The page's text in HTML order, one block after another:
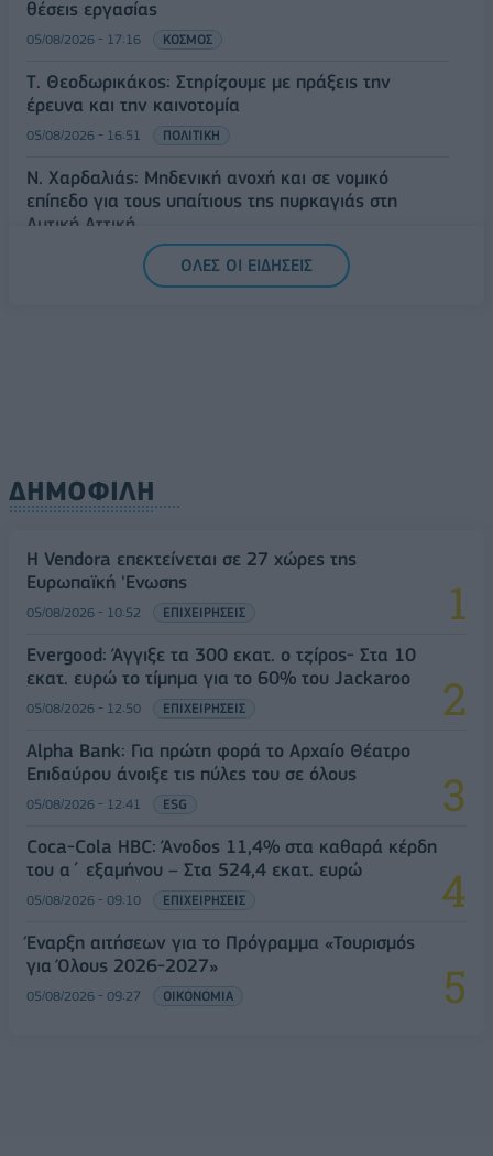
θέσεις εργασίας
05/08/2026 - 17:16 ΚΟΣΜΟΣ
Τ. Θεοδωρικάκος: Στηρίζουμε με πράξεις την
έρευνα και την καινοτομία
05/08/2026 - 16:51 ΠΟΛΙΤΙΚΗ
Ν. Χαρδαλιάς: Μηδενική ανοχή και σε νομικό
επίπεδο για τους υπαίτιους της πυρκαγιάς στη
Δυτική Αττική
ΟΛΕΣ ΟΙ ΕΙΔΗΣΕΙΣ
ΔΗΜΟΦΙΛΗ
Η Vendora επεκτείνεται σε 27 χώρες της
Ευρωπαϊκή 'Ενωσης
05/08/2026 - 10:52 ΕΠΙΧΕΙΡΗΣΕΙΣ
Evergood: Άγγιξε τα 300 εκατ. ο τζίρος- Στα 10
εκατ. ευρώ το τίμημα για το 60% του Jackaroo
05/08/2026 - 12:50 ΕΠΙΧΕΙΡΗΣΕΙΣ
Alpha Bank: Για πρώτη φορά το Αρχαίο Θέατρο
Επιδαύρου άνοιξε τις πύλες του σε όλους
05/08/2026 - 12:41 ESG
Coca-Cola HBC: Άνοδος 11,4% στα καθαρά κέρδη
του α΄ εξαμήνου – Στα 524,4 εκατ. ευρώ
05/08/2026 - 09:10 ΕΠΙΧΕΙΡΗΣΕΙΣ
Έναρξη αιτήσεων για το Πρόγραμμα «Τουρισμός
για Όλους 2026-2027»
05/08/2026 - 09:27 ΟΙΚΟΝΟΜΙΑ